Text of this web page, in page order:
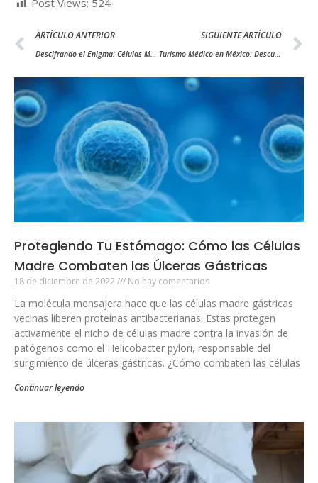
ARTÍCULO ANTERIOR SIGUIENTE ARTÍCULO
Turismo Médico en México: Descubriendo un Mundo de Oportunidades en Medicina Regenerativa y Células Madre
Protegiendo Tu Estómago: Cómo las Células
Madre Combaten las Úlceras Gástricas
18 de diciembre de 2022 No hay comentarios
La molécula mensajera hace que las células madre gástricas
vecinas liberen proteínas antibacterianas. Estas protegen
activamente el nicho de células madre contra la invasión de
patógenos como el Helicobacter pylori, responsable del
surgimiento de úlceras gástricas. ¿Cómo combaten las células
Continuar leyendo